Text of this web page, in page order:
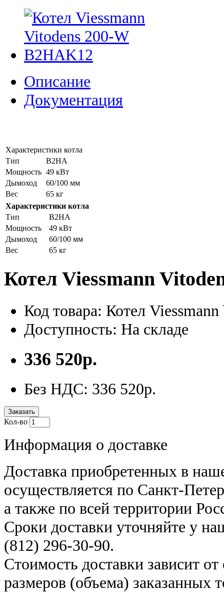
Описание
Документация
Характеристики котла
Тип
B2HA
Мощность 49 кВт
Дымоход
60/100 мм
Вес
65 кг
Характеристики котла
Тип
B2HA
Мощность
49 кВт
Дымоход
60/100 мм
Вес
65 кг
Котел Viessmann
Код товара: Котел
Доступность: На складе
336 520р.
Без НДС: 336 520р.
Заказать
Кол-во
Информация о доставке
Доставка приобретенных в
осуществляется по Санкт-
а также по всей территории
Сроки доставки уточняйте у
(812) 296-30-90.
Стоимость доставки зависит
размеров (объема) заказанных